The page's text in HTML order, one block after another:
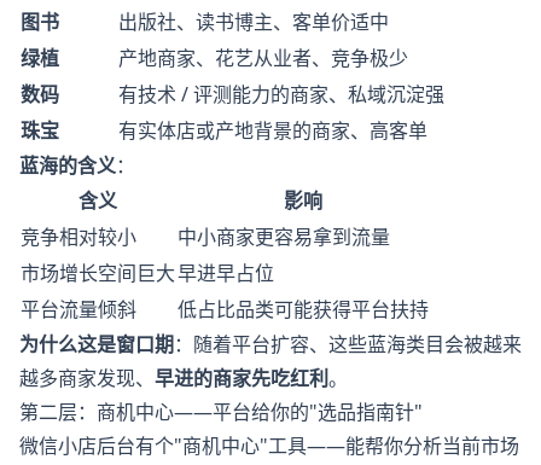
图书
出版社、读书博主、客单价适中
绿植
产地商家、花艺从业者、竞争极少
数码
有技术 / 评测能力的商家、私域沉淀强
珠宝
有实体店或产地背景的商家、高客单
蓝海的含义：
含义
影响
竞争相对较小
中小商家更容易拿到流量
市场增长空间巨大早进早占位
平台流量倾斜
低占比品类可能获得平台扶持
为什么这是窗口期：随着平台扩容、这些蓝海类目会被越来
越多商家发现、 早进的商家先吃红利。
第二层：商机中心——平台给你的"选品指南针"
微信小店后台有个"商机中心"工具——能帮你分析当前市场